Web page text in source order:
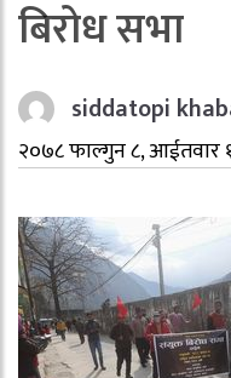
बिरोध सभा
siddatopi
२०७८ फाल्गुन ८, आईतवार